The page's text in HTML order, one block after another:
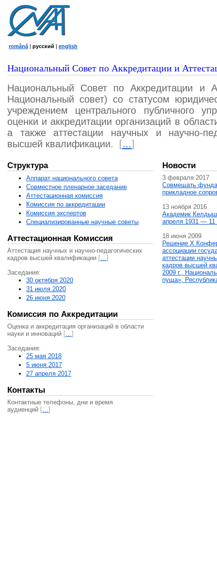
română | русский | english
Национальный Совет по Аккредитации и
Национальный Совет по Аккредитации и
Национальный совет) со статусом
учреждением центрального публичного
оценки и аккредитации организаций в
а также аттестации научных и научно-
высшей квалификации.
[…]
Структура
Аппарат национального совета
Совместное пленарное заседание
Аттестационная комисcия
Комиссия по аккредитации
Комиссия экспертов
Специализированные научные советы
Аттестационная Комиссия
Аттестация научных и научно-педагогических
кадров высшей квалификации […]
Заседания:
30 октября 2020
31 июля 2020
26 июня 2020
Комиссия по Аккредитации
Оценка и аккредитация организаций в области
науки и инноваций […]
Заседания:
25 мая 2018
5 июня 2017
27 апреля 2017
Контакты
Контактные телефоны, дни и время
аудиенций […]
Новости
3 февраля 2017
Совмещать
прикладное
13 ноября 2016
Академик
апреля 1931 — 11
18 июня 2009
Решение X
ассоциации
аттестации
кадров высшей
2009 г.,
пуща»,